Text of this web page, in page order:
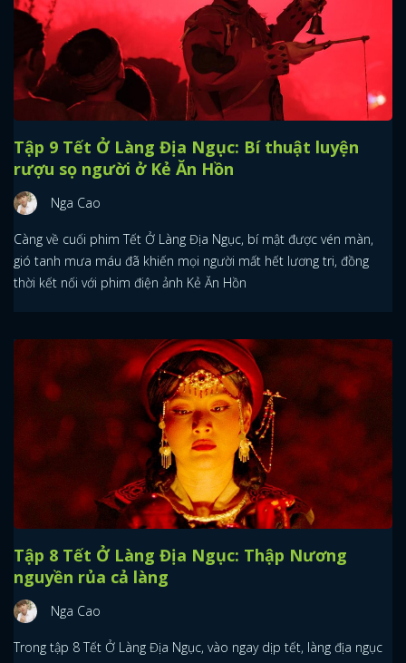
Tập 9 Tết Ở Làng Địa Ngục: Bí thuật luyện
rượu sọ người ở Kẻ Ăn Hồn
Nga Cao
Càng về cuối phim Tết Ở Làng Địa Ngục, bí mật được vén màn,
gió tanh mưa máu đã khiến mọi người mất hết lương tri, đồng
thời kết nối với phim điện ảnh Kẻ Ăn Hồn
Tập 8 Tết Ở Làng Địa Ngục: Thập Nương
nguyền rủa cả làng
Nga Cao
Trong tập 8 Tết Ở Làng Địa Ngục, vào ngay dịp tết, làng địa ngục